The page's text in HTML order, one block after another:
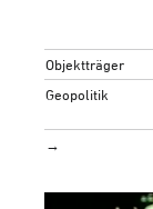
Objektträger
Geopolitik
→